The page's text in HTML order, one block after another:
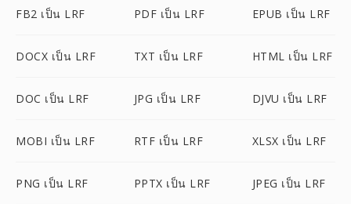
FB2 เป็น LRF PDF เป็น LRF EPUB เป็น LRF
DOCX เป็น LRF TXT เป็น LRF HTML เป็น LRF
DOC เป็น LRF JPG เป็น LRF DJVU เป็น LRF
MOBI เป็น LRF RTF เป็น LRF XLSX เป็น LRF
PNG เป็น LRF PPTX เป็น LRF JPEG เป็น LRF